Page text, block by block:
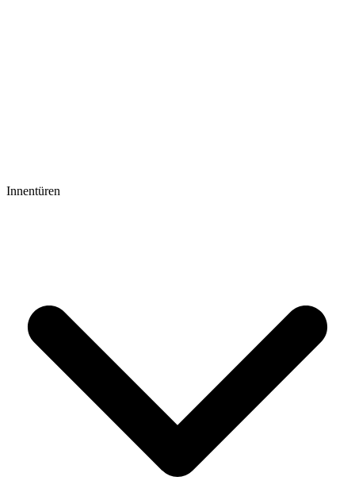
Innentüren